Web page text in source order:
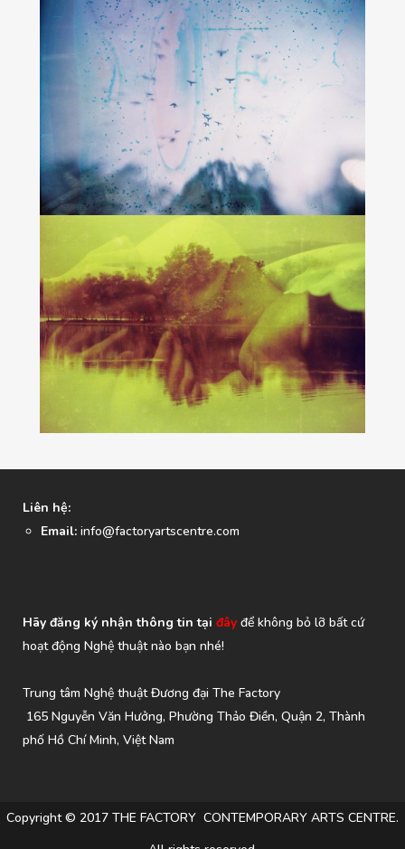
Liên hệ:
Email: info@factoryartscentre.com
Hãy đăng ký nhận thông tin tại đây để không bỏ lỡ bất cứ
hoạt động Nghệ thuật nào bạn nhé!
Trung tâm Nghệ thuật Đương đại The Factory
165 Nguyễn Văn Hưởng, Phường Thảo Điền, Quận 2, Thành
phố Hồ Chí Minh, Việt Nam
Copyright © 2017 THE FACTORY CONTEMPORARY ARTS CENTRE.